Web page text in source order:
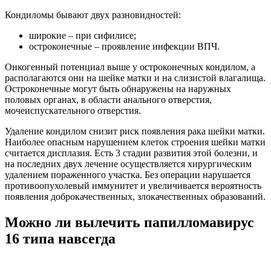
Кондиломы бывают двух разновидностей:
широкие – при сифилисе;
остроконечные – проявление инфекции ВПЧ.
Онкогенный потенциал выше у остроконечных кондилом, а
располагаются они на шейке матки и на слизистой влагалища.
Остроконечные могут быть обнаружены на наружных
половых органах, в области анального отверстия,
мочеиспускательного отверстия.
Удаление кондилом снизит риск появления рака шейки матки.
Наиболее опасным нарушением клеток строения шейки матки
считается дисплазия. Есть 3 стадии развития этой болезни, и
на последних двух лечение осуществляется хирургическим
удалением пораженного участка. Без операции нарушается
противоопухолевый иммунитет и увеличивается вероятность
появления доброкачественных, злокачественных образований.
Можно ли вылечить папилломавирус
16 типа навсегда